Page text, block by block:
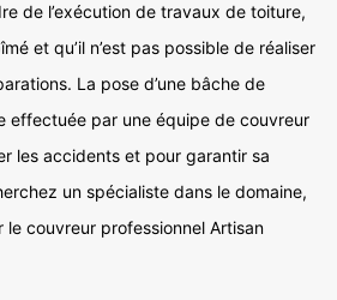
de l’exécution de travaux de toiture,
et qu’il n’est pas possible de réaliser
La pose d’une bâche de
effectuée par une équipe de couvreur
les accidents et pour garantir sa
un spécialiste dans le domaine,
couvreur professionnel Artisan